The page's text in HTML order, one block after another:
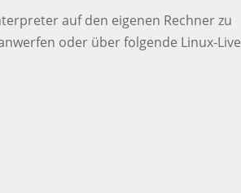
auf den eigenen Rechner zu
oder über folgende Linux-Live